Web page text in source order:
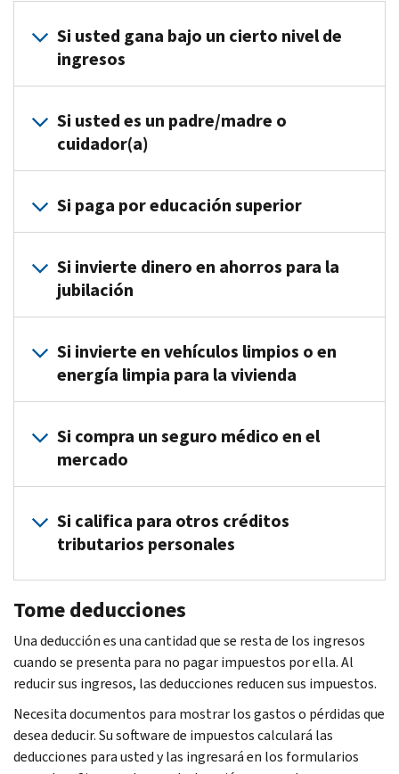
Si usted gana bajo un cierto nivel de
ingresos
Si usted es un padre/madre o
cuidador(a)
Tiene hijos u otros dependientes
Paga por el cuidado de hijos o dependientes (en inglés)
Si paga por educación superior
Si invierte dinero en ahorros para la
jubilación
Si invierte en vehículos limpios o en
energía limpia para la vivienda
Compra un vehículo limpio (eléctrico o híbrido)
Si compra un seguro médico en el
mercado
Si califica para otros créditos
tributarios personales
Pagaron impuestos en el extranjero (en inglés)
Pagaron en exceso el impuesto al Seguro Social o la RRTA
Pagaron el impuesto mínimo alternativo en años anteriores
Pagaron el impuesto sobre las ganancias de capital no
Tome deducciones
Una deducción es una cantidad que se resta de los ingresos
cuando se presenta para no pagar impuestos por ella. Al
reducir sus ingresos, las deducciones reducen sus impuestos.
Necesita documentos para mostrar los gastos o pérdidas que
desea deducir. Su software de impuestos calculará las
deducciones para usted y las ingresará en los formularios